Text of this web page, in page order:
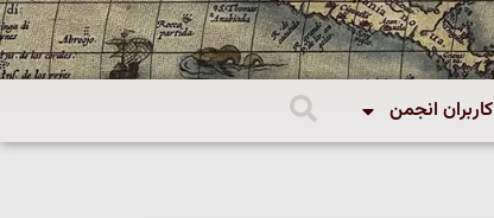
کاربران انجمن